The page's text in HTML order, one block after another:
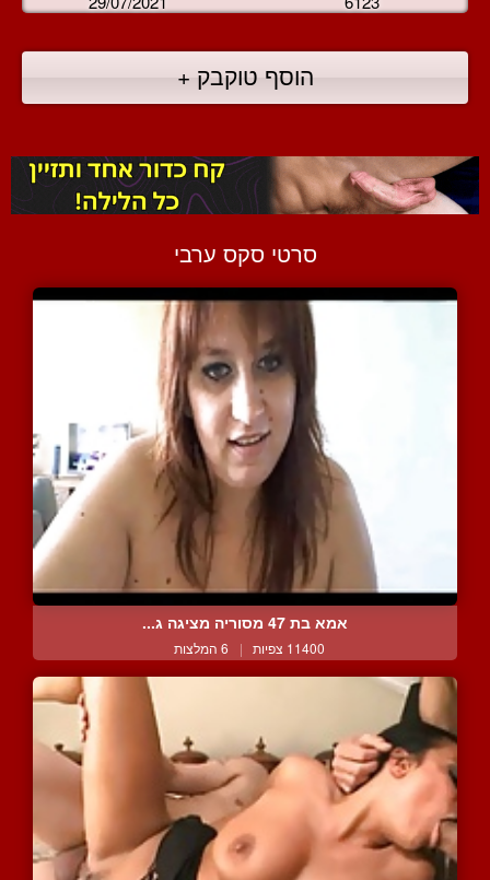
הוסף טוקבק +
סרטי סקס ערבי
אמא בת 47 מסוריה מציגה ג...
11400 צפיות | 6 המלצות